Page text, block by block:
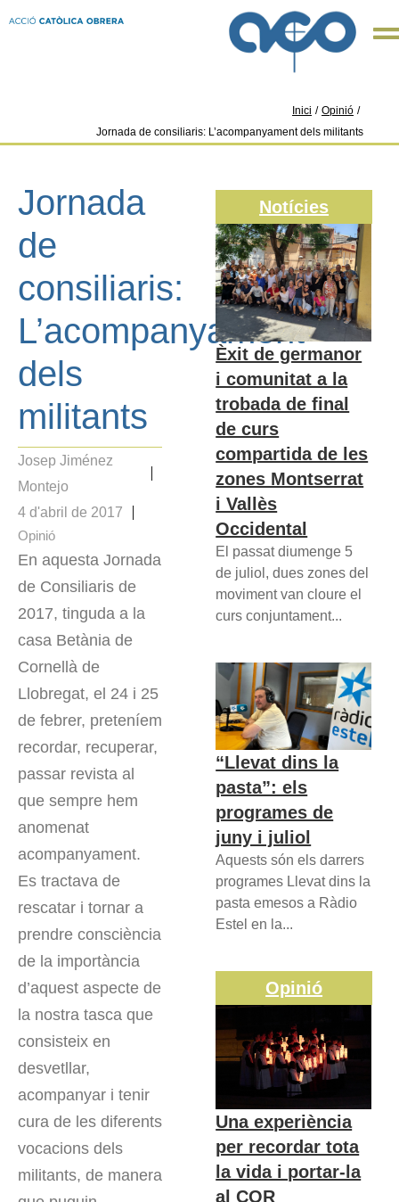
Inici / Opinió /
Jornada de consiliaris: L’acompanyament dels militants
Jornada
de
consiliaris:
L’acompanyament
dels
militants
Josep Jiménez
Montejo
4 d'abril de 2017
Opinió
En aquesta Jornada
de Consiliaris de
2017, tinguda a la
casa Betània de
Cornellà de
Llobregat, el 24 i 25
de febrer, preteníem
recordar, recuperar,
passar revista al
que sempre hem
anomenat
acompanyament.
Es tractava de
rescatar i tornar a
prendre consciència
de la importància
d’aquest aspecte de
la nostra tasca que
consisteix en
desvetllar,
acompanyar i tenir
cura de les diferents
vocacions dels
militants, de manera
Notícies
Èxit de germanor
i comunitat a la
trobada de final
de curs
compartida de les
zones Montserrat
i Vallès
Occidental
El passat diumenge 5
de juliol, dues zones del
moviment van cloure el
curs conjuntament...
“Llevat dins la
pasta”: els
programes de
juny i juliol
Aquests són els darrers
programes Llevat dins la
pasta emesos a Ràdio
Estel en la...
Opinió
Una experiència
per recordar tota
la vida i portar-la
al COR